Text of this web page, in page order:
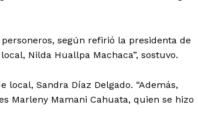
según refirió la presidenta de
Nilda Huallpa Machaca”, sostuvo.
local, Sandra Díaz Delgado. “Además,
Marleny Mamani Cahuata, quien se hizo